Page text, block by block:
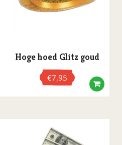
Hoge hoed Glitz goud
€7,95